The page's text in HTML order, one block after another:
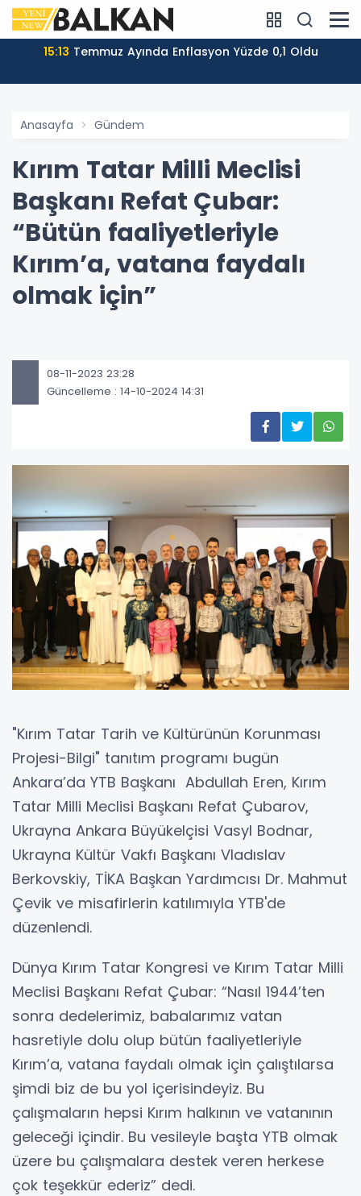
15:13 Temmuz Ayında Enflasyon Yüzde 0,1 Oldu
Anasayfa Gündem
Kırım Tatar Milli Meclisi
Başkanı Refat Çubar:
“Bütün faaliyetleriyle
Kırım’a, vatana faydalı
olmak için”
08-11-2023 23:28
Güncelleme : 14-10-2024 14:31
"Kırım Tatar Tarih ve Kültürünün Korunması
Projesi-Bilgi" tanıtım programı bugün
Ankara’da YTB Başkanı Abdullah Eren, Kırım
Tatar Milli Meclisi Başkanı Refat Çubarov,
Ukrayna Ankara Büyükelçisi Vasyl Bodnar,
Ukrayna Kültür Vakfı Başkanı Vladıslav
Berkovskiy, TİKA Başkan Yardımcısı Dr. Mahmut
Çevik ve misafirlerin katılımıyla YTB'de
düzenlendi.
Dünya Kırım Tatar Kongresi ve Kırım Tatar Milli
Meclisi Başkanı Refat Çubar: “Nasıl 1944’ten
sonra dedelerimiz, babalarımız vatan
hasretiyle dolu olup bütün faaliyetleriyle
Kırım’a, vatana faydalı olmak için çalıştılarsa
şimdi biz de bu yol içerisindeyiz. Bu
çalışmaların hepsi Kırım halkının ve vatanının
geleceği içindir. Bu vesileyle başta YTB olmak
üzere bu çalışmalara destek veren herkese
çok teşekkür ederiz” dedi.